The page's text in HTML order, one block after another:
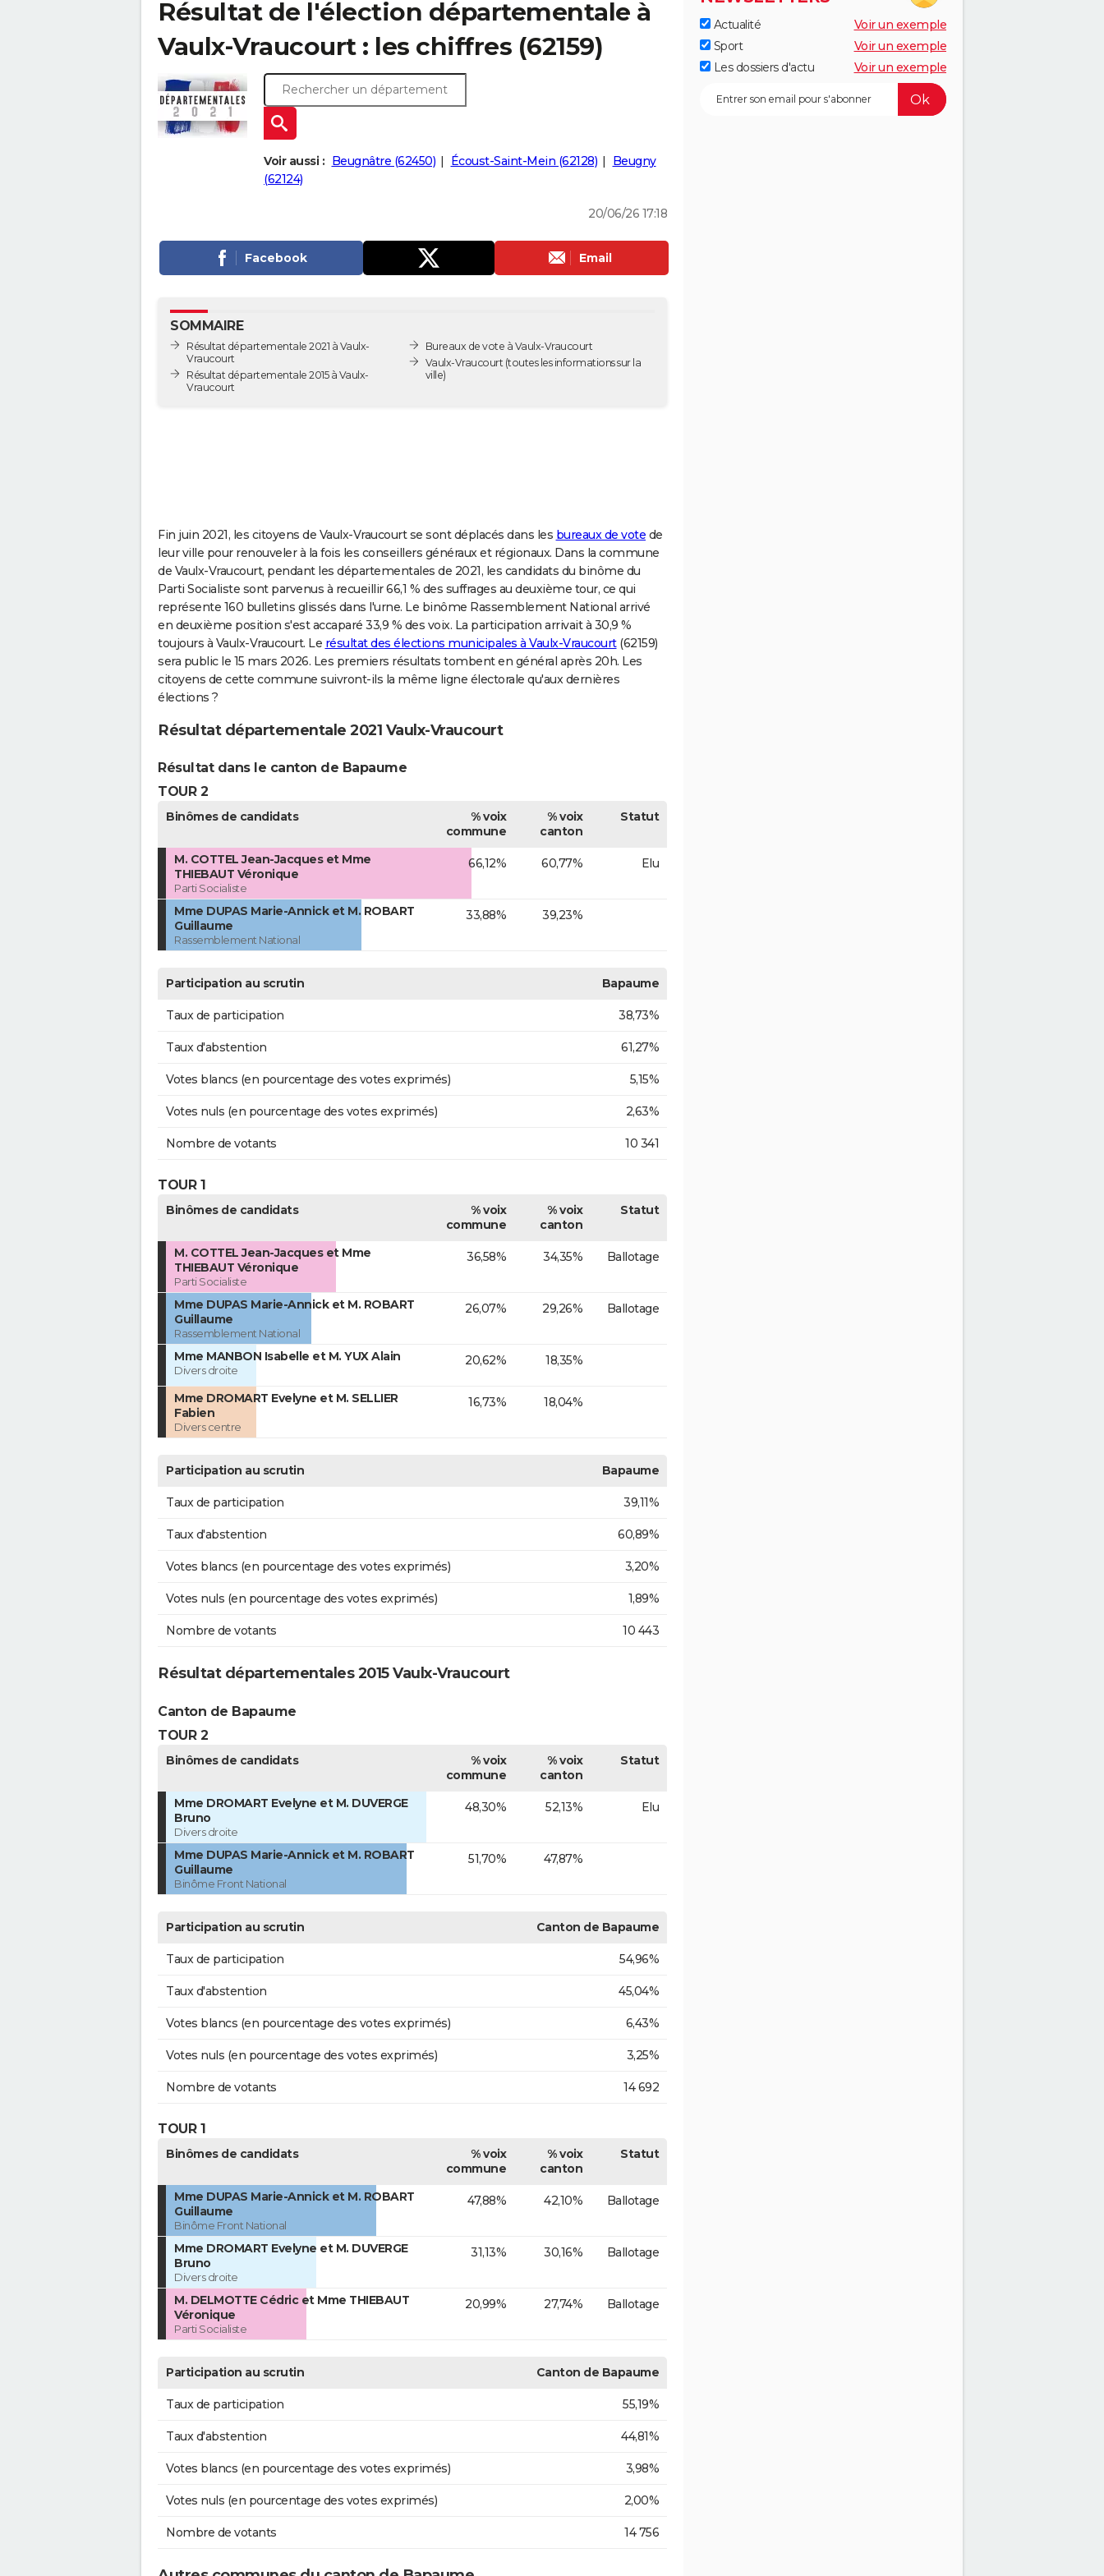
Résultat de l'élection départementale à
Vaulx-Vraucourt : les chiffres (62159)
Voir aussi : Beugnâtre (62450) Écoust-Saint-Mein (62128)
Beugny
(62124)
20/06/26 17:18
Facebook Email
SOMMAIRE
Résultat départementale 2021 à Vaulx-
Vraucourt
Résultat départementale 2015 à Vaulx-
Vraucourt
Bureaux de vote à Vaulx-Vraucourt
Vaulx-Vraucourt (toutes les informations sur la
ville)
Fin juin 2021, les citoyens de Vaulx-Vraucourt se sont déplacés dans les bureaux de vote de
leur ville pour renouveler à la fois les conseillers généraux et régionaux. Dans la commune
de Vaulx-Vraucourt, pendant les départementales de 2021, les candidats du binôme du
Parti Socialiste sont parvenus à recueillir 66,1 % des suffrages au deuxième tour, ce qui
représente 160 bulletins glissés dans l'urne. Le binôme Rassemblement National arrivé
en deuxième position s'est accaparé 33,9 % des voix. La participation arrivait à 30,9 %
toujours à Vaulx-Vraucourt. Le résultat des élections municipales à Vaulx-Vraucourt(62159)
sera public le 15 mars 2026. Les premiers résultats tombent en général après 20h. Les
citoyens de cette commune suivront-ils la même ligne électorale qu'aux dernières
élections ?
Résultat départementale 2021 Vaulx-Vraucourt
Résultat dans le canton de Bapaume
TOUR 2
Binômes de candidats
% voix
commune
% voix
canton
Statut
M. COTTEL Jean-Jacques et Mme
THIEBAUT Véronique
Parti Socialiste
66,12% 60,77% Elu
Mme DUPAS Marie-Annick et M. ROBART
Guillaume
Rassemblement National
33,88% 39,23%
Participation au scrutin Bapaume
Taux de participation 38,73%
Taux d'abstention 61,27%
Votes blancs (en pourcentage des votes exprimés) 5,15%
Votes nuls (en pourcentage des votes exprimés) 2,63%
Nombre de votants 10 341
TOUR 1
Binômes de candidats
% voix
commune
% voix
canton
Statut
M. COTTEL Jean-Jacques et Mme
THIEBAUT Véronique
Parti Socialiste
36,58% 34,35% Ballotage
Mme DUPAS Marie-Annick et M. ROBART
Guillaume
Rassemblement National
26,07% 29,26% Ballotage
Mme MANBON Isabelle et M. YUX Alain
Divers droite
20,62% 18,35%
Mme DROMART Evelyne et M. SELLIER
Fabien
Divers centre
16,73% 18,04%
Participation au scrutin Bapaume
Taux de participation 39,11%
Taux d'abstention 60,89%
Votes blancs (en pourcentage des votes exprimés) 3,20%
Votes nuls (en pourcentage des votes exprimés) 1,89%
Nombre de votants 10 443
Résultat départementales 2015 Vaulx-Vraucourt
Canton de Bapaume
TOUR 2
Binômes de candidats
% voix
commune
% voix
canton
Statut
Mme DROMART Evelyne et M. DUVERGE
Bruno
Divers droite
48,30% 52,13% Elu
Mme DUPAS Marie-Annick et M. ROBART
Guillaume
Binôme Front National
51,70% 47,87%
Participation au scrutin Canton de Bapaume
Taux de participation 54,96%
Taux d'abstention 45,04%
Votes blancs (en pourcentage des votes exprimés) 6,43%
Votes nuls (en pourcentage des votes exprimés) 3,25%
Nombre de votants 14 692
TOUR 1
Binômes de candidats
% voix
commune
% voix
canton
Statut
Mme DUPAS Marie-Annick et M. ROBART
Guillaume
Binôme Front National
47,88% 42,10% Ballotage
Mme DROMART Evelyne et M. DUVERGE
Bruno
Divers droite
31,13% 30,16% Ballotage
M. DELMOTTE Cédric et Mme THIEBAUT
Véronique
Parti Socialiste
20,99% 27,74% Ballotage
Participation au scrutin Canton de Bapaume
Taux de participation 55,19%
Taux d'abstention 44,81%
Votes blancs (en pourcentage des votes exprimés) 3,98%
Votes nuls (en pourcentage des votes exprimés) 2,00%
Nombre de votants 14 756
Actualité
Voir un exemple
Sport
Voir un exemple
Les dossiers d'actu
Voir un exemple